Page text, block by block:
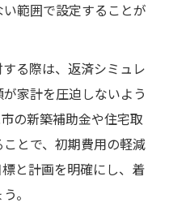
範囲で設定することが
る際は、返済シミュレ
家計を圧迫しないよう
の新築補助金や住宅取
とで、初期費用の軽減
と計画を明確にし、着
。